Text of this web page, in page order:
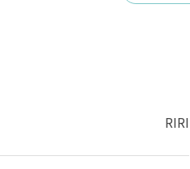
RIRI